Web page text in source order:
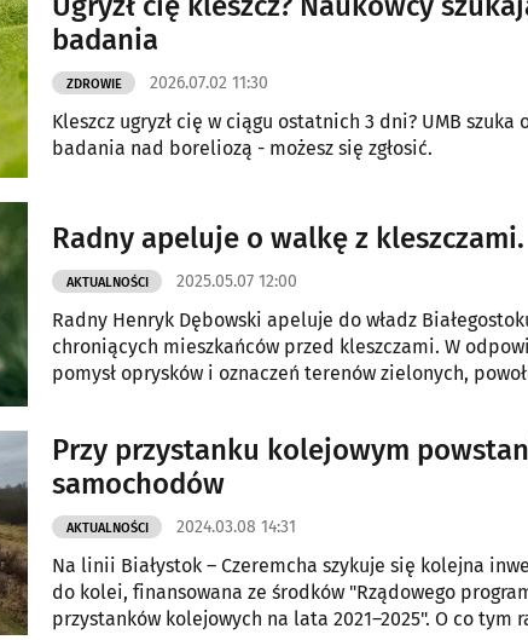
badania
ZDROWIE 2026.07.02 11:30
Kleszcz ugryzł cię w ciągu ostatnich 3 dni? UMB
badania nad boreliozą - możesz się zgłosić.
Radny apeluje o walkę z
AKTUALNOŚCI 2025.05.07 12:00
Radny Henryk Dębowski apeluje do władz
chroniących mieszkańców przed kleszczami. W
pomysł oprysków i oznaczeń terenów zielonych,
Przy przystanku kolejowym
samochodów
AKTUALNOŚCI 2024.03.08 14:31
Na linii Białystok – Czeremcha szykuje się kolejna
do kolei, finansowana ze środków "Rządowego
przystanków kolejowych na lata 2021–2025". O co tym